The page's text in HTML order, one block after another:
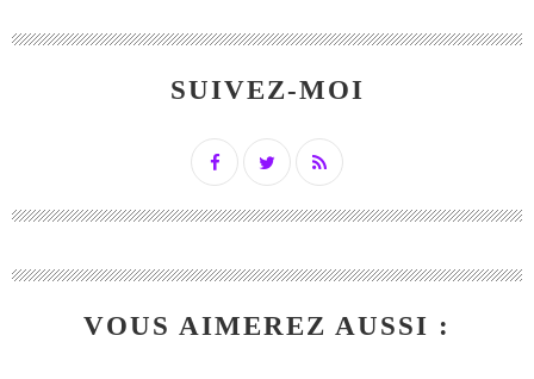
SUIVEZ-MOI
VOUS AIMEREZ AUSSI :